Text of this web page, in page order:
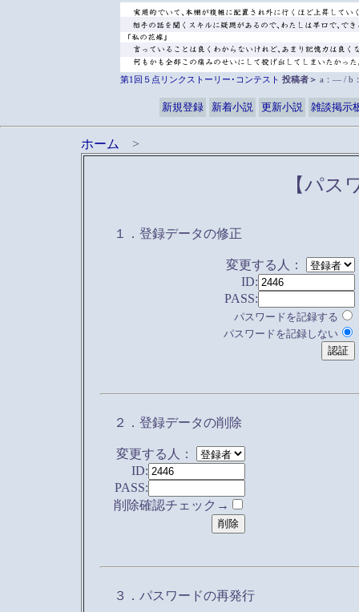
第1回５点リンクストーリー･コンテスト 投稿者＞ a：― / b
新規登録 新着小説 更新小説 雑談掲示
ホーム >
【パス
１．登録データの修正
変更する人：
ID:
PASS:
パスワードを記録する
パスワードを記録しない
２．登録データの削除
変更する人：
ID:
PASS:
削除確認チェック→
３．パスワードの再発行